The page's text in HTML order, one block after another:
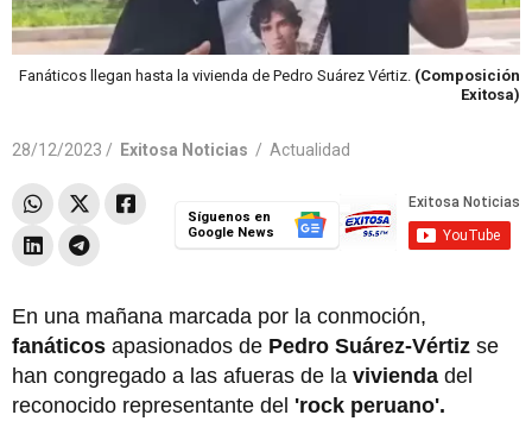
Fanáticos llegan hasta la vivienda de Pedro Suárez Vértiz. (Composición
Exitosa)
28/12/2023 / Exitosa Noticias / Actualidad
Síguenos en
Google News
En una mañana marcada por la conmoción,
fanáticos apasionados de Pedro Suárez-Vértiz se
han congregado a las afueras de la vivienda del
reconocido representante del 'rock peruano'.